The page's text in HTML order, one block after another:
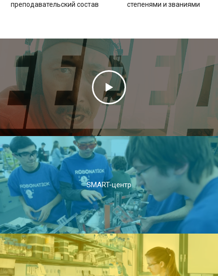
преподавательский состав
степенями и званиями
SMART-центр